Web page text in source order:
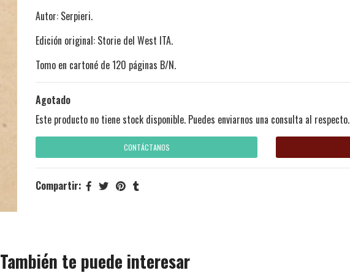
Autor: Serpieri.
Edición original: Storie del West ITA.
Tomo en cartoné de 120 páginas B/N.
Agotado
Este producto no tiene stock disponible. Puedes enviarnos una consulta al respecto.
CONTÁCTANOS
Compartir:
También te puede interesar